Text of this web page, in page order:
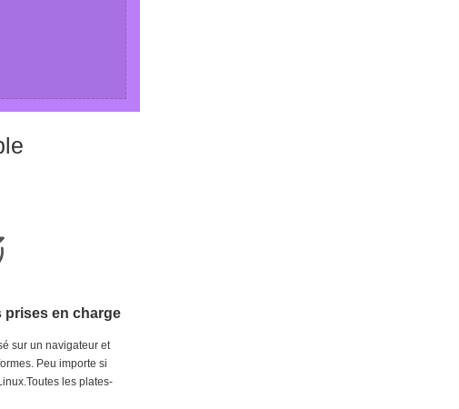
prises en charge
sur un navigateur et
Peu importe si
les plates-